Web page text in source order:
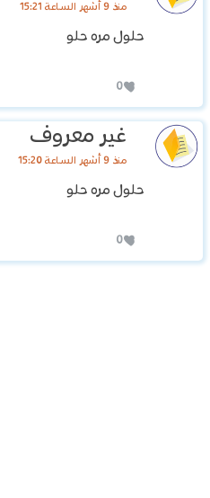
منذ 9 أشهر الساعة 15:21
حلول مره حلو
0
غير معروف
منذ 9 أشهر الساعة 15:20
حلول مره حلو
0